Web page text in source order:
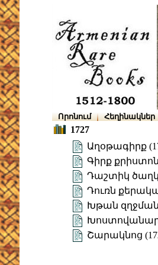
Որոնում Հեղինակներ
1727
Աղօթագիրք
Գիրք
Դաշտիկ
Դուռն
Խթան զղջման
Շարակնոց